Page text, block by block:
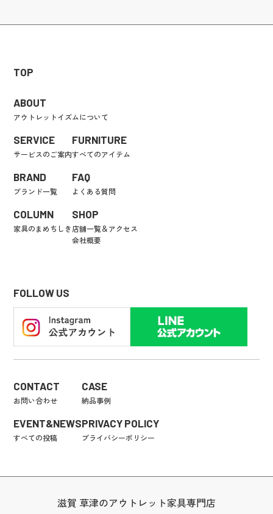
TOP
ABOUT
アウトレットイズムについて
SERVICE
サービスのご案内
BRAND
ブランド一覧
COLUMN
家具のまめちしき
FURNITURE
すべてのアイテム
FAQ
よくある質問
SHOP
店舗一覧＆アクセス
会社概要
FOLLOW US
CONTACT
お問い合わせ
EVENT&NEWS
すべての投稿
CASE
納品事例
PRIVACY POLICY
プライバシーポリシー
滋賀 草津のアウトレット家具専門店